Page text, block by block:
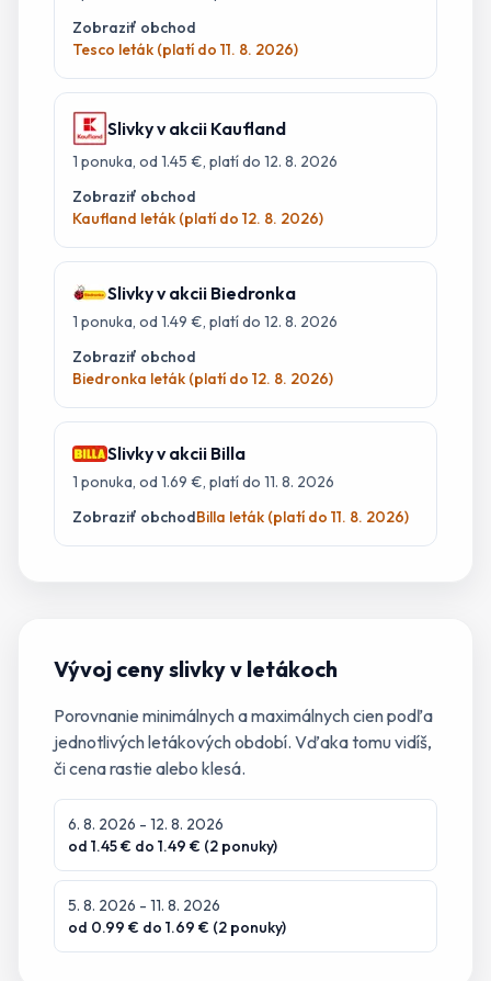
Zobraziť obchod
Tesco leták (platí do 11. 8. 2026)
Slivkyv akcii Kaufland
1 ponuka, od 1.45 €, platí do 12. 8. 2026
Zobraziť obchod
Kaufland leták (platí do 12. 8. 2026)
Slivkyv akcii Biedronka
1 ponuka, od 1.49 €, platí do 12. 8. 2026
Zobraziť obchod
Biedronka leták (platí do 12. 8. 2026)
Slivkyv akcii Billa
1 ponuka, od 1.69 €, platí do 11. 8. 2026
Zobraziť obchodBilla leták (platí do 11. 8. 2026)
Vývoj cenyslivkyv letákoch
Porovnanie minimálnych a maximálnych cien podľa
jednotlivých letákových období. Vďaka tomu vidíš,
či cena rastie alebo klesá.
6. 8. 2026 - 12. 8. 2026
od 1.45€ do 1.49 € (2 ponuky)
5. 8. 2026 - 11. 8. 2026
od 0.99 € do 1.69 € (2 ponuky)